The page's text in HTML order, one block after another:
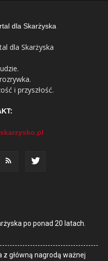
dla Skarżyska
i przyszłość.
po ponad 20 latach.
główną nagrodą ważnej